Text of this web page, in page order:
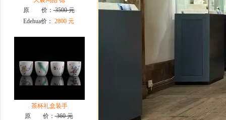
原 价：3500 元
Edehua价： 2800 元
茶杯礼盒装手
原 价：360 元